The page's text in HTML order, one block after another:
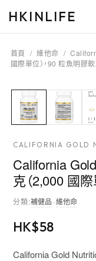
HKINLIFE
首頁 / 維他命 /
國際單位），90 粒魚明膠
CALIFORNIA GOLD
California
克（2,000 國
分類:補健品 ·維他命
HK$58
California Gold